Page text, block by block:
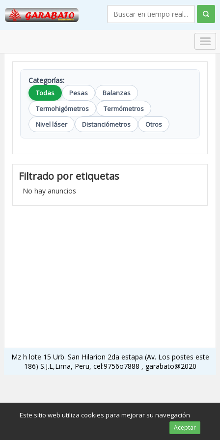
Categorías:
Todas Pesas
Balanzas
Termohigómetros
Termómetros
Nivel láser
Distanciómetros Otros
Filtrado por etiquetas
No hay anuncios
Mz h lote 15 Urb. San Hilarion 2da estapa (Av. Los postes este
186) S.J.L,Lima, Peru, cel:9756o7888 , garabato@2020
Este sitio web utiliza cookies para mejorar su navegación
Aceptar